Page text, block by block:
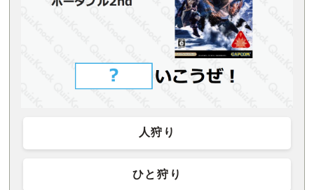
人狩り
ひと狩り